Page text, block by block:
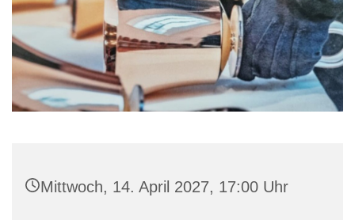
Mittwoch, 14. April 2027, 17:00 Uhr